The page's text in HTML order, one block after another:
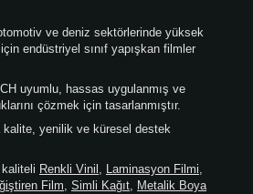
ve deniz sektörlerinde yüksek
endüstriyel sınıf yapışkan filmler
uyumlu, hassas uygulanmış ve
çözmek için tasarlanmıştır.
kalite, yenilik ve küresel destek
Renkli Vinil , Laminasyon Filmi,
Film, Simli Kağıt, Metalik Boya